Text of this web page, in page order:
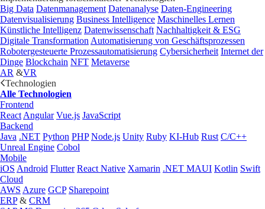
Big Data Datenmanagement Datenanalyse Daten-Engineering
Datenvisualisierung Business Intelligence Maschinelles Lernen
Künstliche Intelligenz Datenwissenschaft Nachhaltigkeit & ESG
Digitale Transformation Automatisierung von Geschäftsprozessen
Robotergesteuerte Prozessautomatisierung Cybersicherheit Internet der
Dinge Blockchain NFT Metaverse
AR &VR
Technologien
Alle Technologien
Frontend
React Angular Vue.js JavaScript
Backend
Java .NET Python PHP Node.js Unity Ruby KI-Hub Rust C/C++
Unreal Engine Cobol
Mobile
iOS Android Flutter React Native Xamarin .NET MAUI Kotlin Swift
Cloud
AWS Azure GCP Sharepoint
ERP& CRM